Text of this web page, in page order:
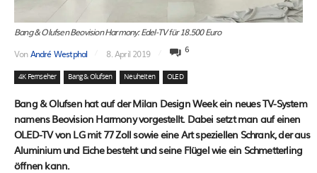
Bang & Olufsen Beovision Harmony: Edel-TV für 18.500 Euro
VonAndré Westphal 8. April 2019 6
4K Fernseher Bang & Olufsen Neuheiten OLED
Bang & Olufsen hat auf der Milan Design Week ein neues TV-System
namens Beovision Harmony vorgestellt. Dabei setzt man auf einen
OLED-TV von LG mit 77 Zoll sowie eine Art speziellen Schrank, der aus
Aluminium und Eiche besteht und seine Flügel wie ein Schmetterling
öffnen kann.